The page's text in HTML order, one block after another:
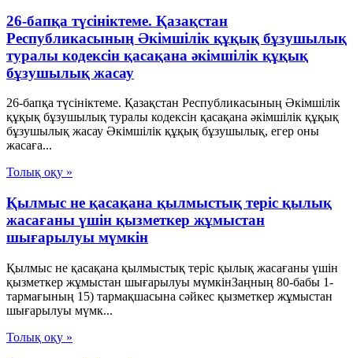
26-бапқа түсініктеме. Қазақстан
Республикасының Әкімшілік құқық бұзушылық
туралы кодексін қасақана әкімшілік құқық
бұзушылық жасау
26-бапқа түсініктеме. Қазақстан Республикасының Әкімшілік
құқық бұзушылық туралы кодексін қасақана әкімшілік құқық
бұзушылық жасау Әкімшілік құқық бұзушылық, егер оны
жасаға...
Толық оқу »
Қылмыс не қасақана қылмыстық теріс қылық
жасағаны үшін қызметкер жұмыстан
шығарылуы мүмкін
Қылмыс не қасақана қылмыстық теріс қылық жасағаны үшін
қызметкер жұмыстан шығарылуы мүмкінЗаңның 80-бабы 1-
тармағының 15) тармақшасына сәйкес қызметкер жұмыстан
шығарылуы мүмк...
Толық оқу »